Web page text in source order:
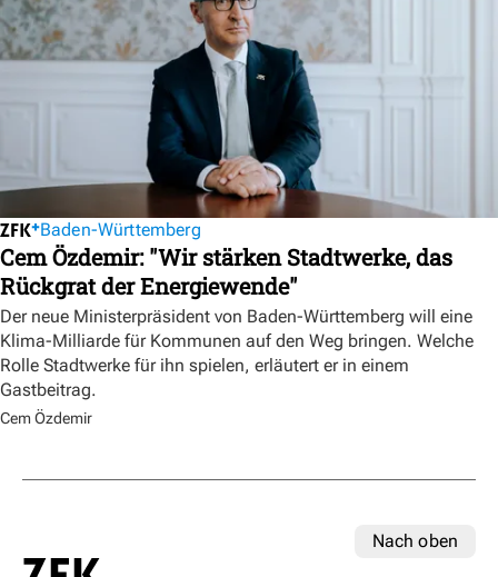
Baden-Württemberg
Cem Özdemir: "Wir stärken Stadtwerke, das
Rückgrat der Energiewende"
Der neue Ministerpräsident von Baden-Württemberg will eine
Klima-Milliarde für Kommunen auf den Weg bringen. Welche
Rolle Stadtwerke für ihn spielen, erläutert er in einem
Gastbeitrag.
Cem Özdemir
Nach oben